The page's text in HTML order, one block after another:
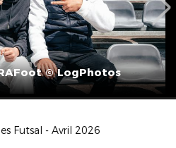
© LogPhotos
Futsal - Avril 2026